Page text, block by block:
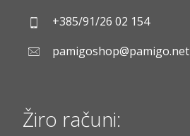
+385/91/26 02 154
pamigoshop@pamigo.net
Žiro računi: